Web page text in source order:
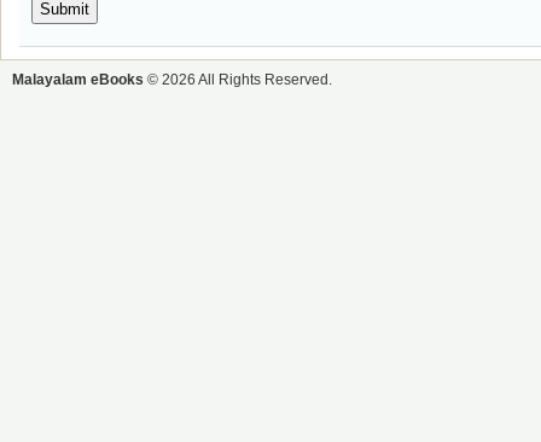
Malayalam eBooks © 2026 All Rights Reserved.